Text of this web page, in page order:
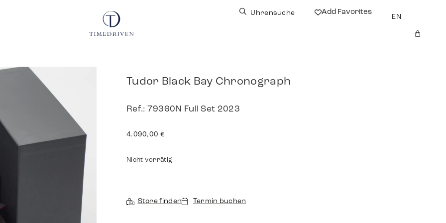
Uhrensuche Add Favorites
EN
Tudor Black Bay Chronograph
Ref.: 79360N Full Set 2023
4.090,00 €
Nicht vorrätig
Store finden Termin buchen